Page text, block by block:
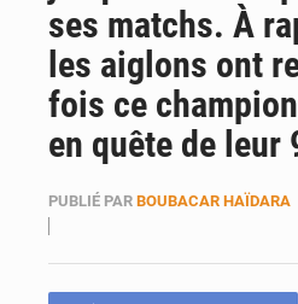
ses matchs. À
les aiglons ont
fois ce
en quête de leur
PUBLIÉ PAR BOUBACAR HAÏDARA